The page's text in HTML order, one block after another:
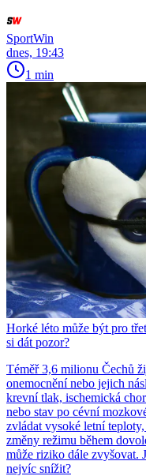
SportWin
dnes, 19:43
1 min
Horké léto může být pro
si dát pozor?
Téměř 3,6 milionu Čechů
onemocnění nebo jejich
krevní tlak, ischemická
nebo stav po cévní
zvládat vysoké letní
změny režimu během
může riziko dále zvyšovat.
nejvíc snížit?